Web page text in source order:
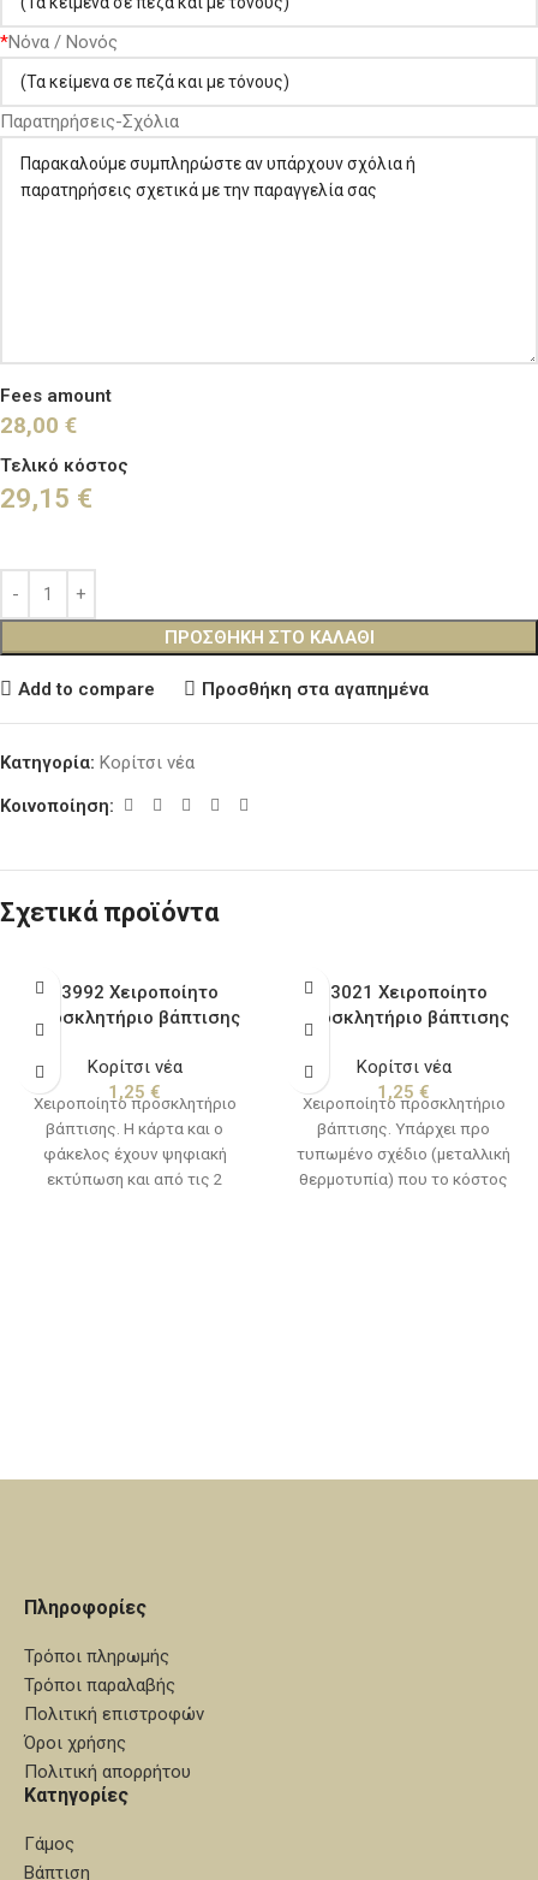
*Νόνα / Νονός
Παρατηρήσεις-Σχόλια
Fees amount
28,00 €
Τελικό κόστος
29,15 €
ΠΡΟΣΘΉΚΗ ΣΤΟ ΚΑΛΆΘΙ
Add to compare Προσθήκη στα αγαπημένα
Κατηγορία: Κορίτσι νέα
Κοινοποίηση:
Σχετικά προϊόντα
03992 Χειροποίητο
προσκλητήριο βάπτισης
Κορίτσι νέα
1,25 €
Χειροποίητο προσκλητήριο
βάπτισης. Η κάρτα και ο
φάκελος έχουν ψηφιακή
εκτύπωση και από τις 2
13021 Χειροποίητο
προσκλητήριο βάπτισης
Κορίτσι νέα
1,25 €
Χειροποίητο προσκλητήριο
βάπτισης. Υπάρχει προ
τυπωμένο σχέδιο (μεταλλική
θερμοτυπία) που το κόστος
Πληροφορίες
Τρόποι πληρωμής
Τρόποι παραλαβής
Πολιτική επιστροφών
Όροι χρήσης
Πολιτική απορρήτου
Κατηγορίες
Γάμος
Βάπτιση